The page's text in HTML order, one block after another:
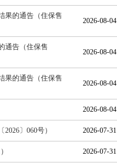
果的通告（住保售
2026-08-04
通告（住保售
2026-08-04
果的通告（住保售
2026-08-04
2026-08-04
〕060号） 2026-07-31
2026-07-31